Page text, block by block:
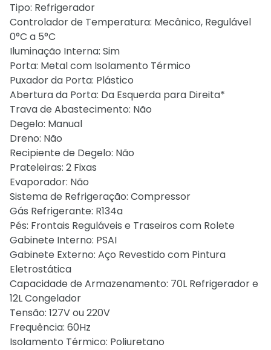
Tipo: Refrigerador
Controlador de Temperatura: Mecânico, Regulável
0°C a 5°C
Iluminação Interna: Sim
Porta: Metal com Isolamento Térmico
Puxador da Porta: Plástico
Abertura da Porta: Da Esquerda para Direita*
Trava de Abastecimento: Não
Degelo: Manual
Dreno: Não
Recipiente de Degelo: Não
Prateleiras: 2 Fixas
Evaporador: Não
Sistema de Refrigeração: Compressor
Gás Refrigerante: R134a
Pés: Frontais Reguláveis e Traseiros com Rolete
Gabinete Interno: PSAI
Gabinete Externo: Aço Revestido com Pintura
Eletrostática
Capacidade de Armazenamento: 70L Refrigerador e
12L Congelador
Tensão: 127V ou 220V
Frequência: 60Hz
Isolamento Térmico: Poliuretano